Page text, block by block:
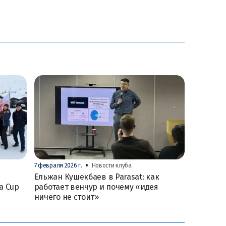
Cup
7 февраля 2026 г. • Новости клуба
Ельжан Кушекбаев в Parasat: как
работает венчур и почему «идея
ничего не стоит»